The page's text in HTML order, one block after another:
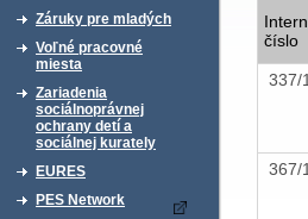
Záruky pre mladých
Voľné pracovné
miesta
Zariadenia
sociálnoprávnej
ochrany detí a
sociálnej kurately
EURES
PES Network
číslo
337/
367/